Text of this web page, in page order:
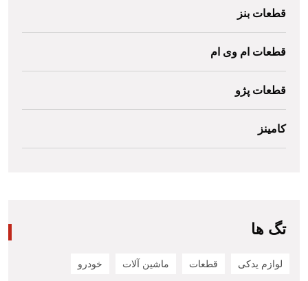
قطعات بنز
قطعات ام وی ام
قطعات پژو
کامینز
تگ ها
لوازم یدکی قطعات ماشین آلات خودرو